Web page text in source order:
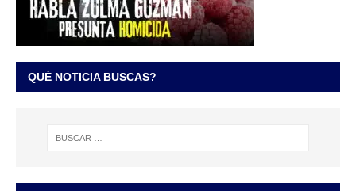
QUÉ NOTICIA BUSCAS?